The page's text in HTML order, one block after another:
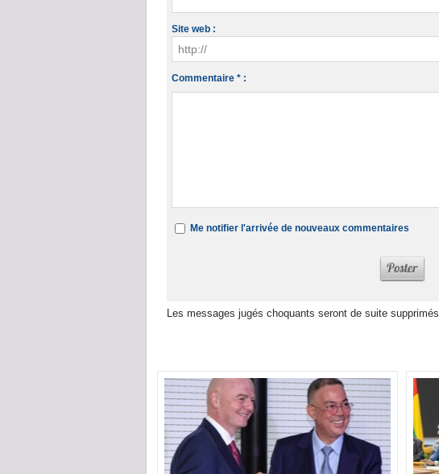
Site web :
Commentaire * :
Me notifier l'arrivée de nouveaux commentaires
Les messages jugés choquants seront de suite supprimés